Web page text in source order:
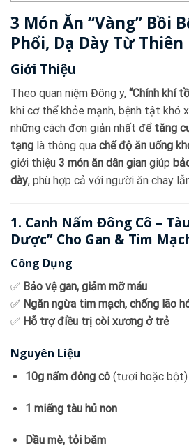
3 Món Ăn “Vàng” Bồi
Phổi, Dạ Dày Từ
Giới Thiệu
Theo quan niệm Đông y, “Chính khí
khi cơ thể khỏe mạnh, bệnh tật khó
những cách đơn giản nhất để tăng
tạng là thông qua chế độ ăn uống
giới thiệu 3 món ăn dân gian giúp
dày, phù hợp cả với người ăn chay
1. Canh Nấm Đông Cô –
Dược” Cho Gan & Tim
Công Dụng
✅ Bảo vệ gan, giảm mỡ máu
✅ Ngăn ngừa tim mạch, chống lão
✅ Hỗ trợ điều trị còi xương ở trẻ
Nguyên Liệu
10g nấm đông cô(tươi hoặc bột)
1 miếng tàu hủ non
Dầu mè, tỏi băm